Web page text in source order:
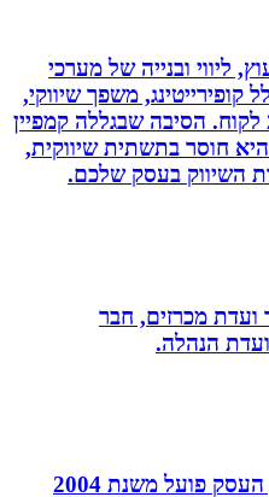
ליווי ובנייה של מערכי
משפך שיווקי,
הסיבה שבגללה קמפיין
חוסר בתשתית שיווקית,
בעסק שלכם.
מכרזים, חבר
הנהלה.
בטי ששון סטודיו לעיצוב, העסק פועל משנת 2004